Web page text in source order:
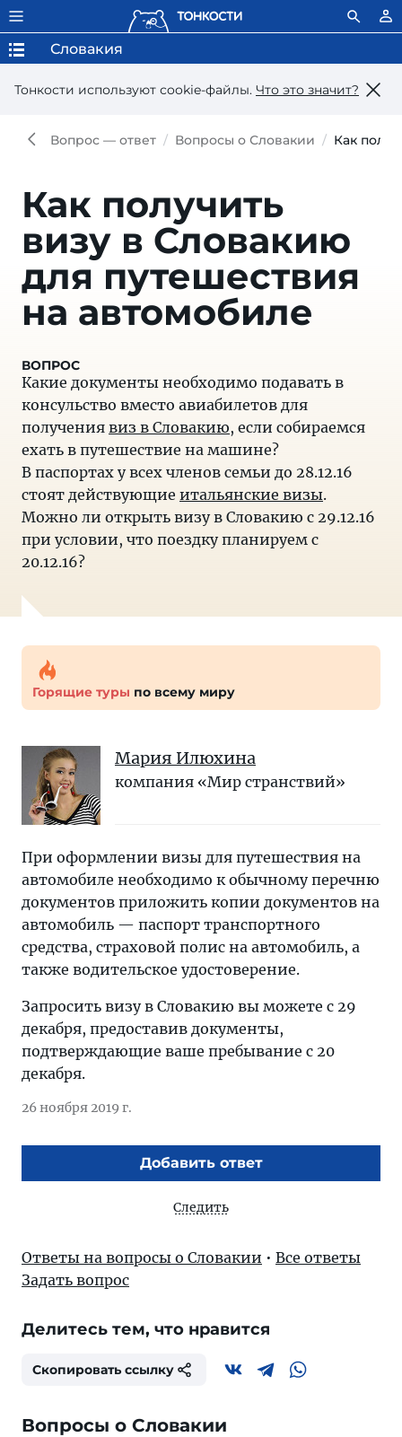
Тонкости используют сookie-файлы. Что это значит?
Словакия
Вопрос — ответ Вопросы о Словакии Как
Как получить
визу в Словакию
для путешествия
на автомобиле
Какие документы необходимо подавать в
консульство вместо авиабилетов для
получения виз в Словакию, если собираемся
ехать в путешествие на машине?
В паспортах у всех членов семьи до 28.12.16
стоят действующие итальянские визы.
Можно ли открыть визу в Словакию с 29.12.16
при условии, что поездку планируем с
20.12.16?
Горящие туры по всему миру
Мария Илюхина
компания «Мир cтранствий»
При оформлении визы для путешествия на
автомобиле необходимо к обычному перечню
документов приложить копии документов на
автомобиль — паспорт транспортного
средства, страховой полис на автомобиль, а
также водительское удостоверение.
Запросить визу в Словакию вы можете с 29
декабря, предоставив документы,
подтверждающие ваше пребывание с 20
декабря.
26 ноября 2019 г.
Добавить ответ
Следить
Ответы на вопросы о Словакии • Все ответы
Задать вопрос
Делитесь тем, что нравится
Скопировать ссылку
Вопросы о Словакии